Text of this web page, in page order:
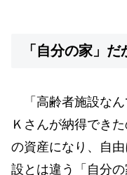
「自分の家」だ
「高齢者施設なん
Ｋさんが納得でき
の資産になり、自
設とは違う「自分